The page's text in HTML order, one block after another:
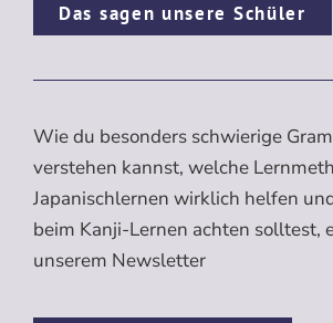
Das sagen unsere Schüler
Wie du besonders schwierige
verstehen kannst, welche
Japanischlernen wirklich helfen
beim Kanji-Lernen achten solltest,
unserem Newsletter